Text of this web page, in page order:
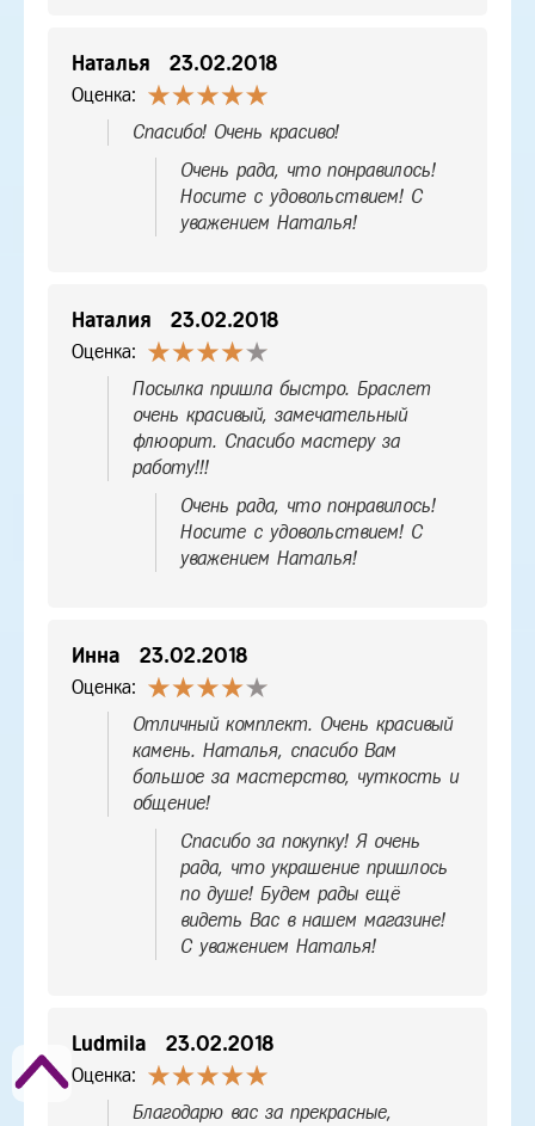
Наталья 23.02.2018
Оценка:
Спасибо! Очень красиво!
Очень рада, что понравилось!
Носите с удовольствием! С
уважением Наталья!
Наталия 23.02.2018
Оценка:
Посылка пришла быстро. Браслет
очень красивый, замечательный
флюорит. Спасибо мастеру за
работу!!!
Очень рада, что понравилось!
Носите с удовольствием! С
уважением Наталья!
Инна 23.02.2018
Оценка:
Отличный комплект. Очень красивый
камень. Наталья, спасибо Вам
большое за мастерство, чуткость и
общение!
Спасибо за покупку! Я очень
рада, что украшение пришлось
по душе! Будем рады ещё
видеть Вас в нашем магазине!
С уважением Наталья!
Ludmila 23.02.2018
Оценка:
Благодарю вас за прекрасные,